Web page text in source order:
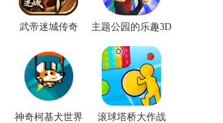
武帝迷城传奇 主题公园的乐趣3D
神奇柯基犬世界 滚球塔桥大作战